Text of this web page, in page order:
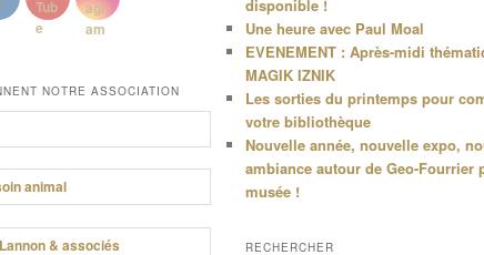
NOTRE ASSOCIATION
disponible !
Une heure avec Paul Moal
EVENEMENT : Après-midi
MAGIK IZNIK
Les sorties du printemps pour
votre bibliothèque
Nouvelle année, nouvelle expo,
ambiance autour de Geo-Fourrier
musée !
RECHERCHER